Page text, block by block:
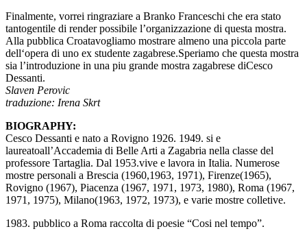
Finalmente, vorrei ringraziare a Branko Franceschi che era stato
tantogentile di render possibile l’organizzazione di questa mostra.
Alla pubblica Croatavogliamo mostrare almeno una piccola parte
dell‘opera di uno ex studente zagabrese.Speriamo che questa mostra
sia l’introduzione in una piu grande mostra zagabrese diCesco
Dessanti.
Slaven Perovic
traduzione: Irena Skrt
BIOGRAPHY:
Cesco Dessanti e nato a Rovigno 1926. 1949. si e
laureatoall’Accademia di Belle Arti a Zagabria nella classe del
professore Tartaglia. Dal 1953.vive e lavora in Italia. Numerose
mostre personali a Brescia (1960,1963, 1971), Firenze(1965),
Rovigno (1967), Piacenza (1967, 1971, 1973, 1980), Roma (1967,
1971, 1975), Milano(1963, 1972, 1973), e varie mostre colletive.
1983. pubblico a Roma raccolta di poesie “Cosi nel tempo”.